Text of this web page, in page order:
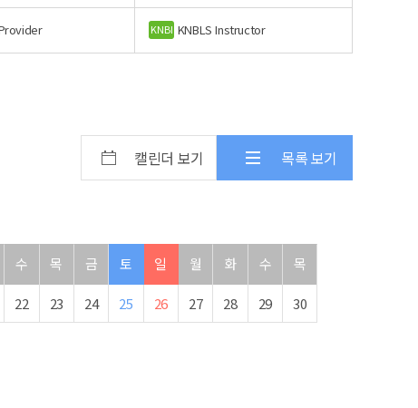
KNBI KNBLS Instructor
캘린더 보기 목록 보기
수 목 금 토 일 월 화 수 목
22 23 24 25 26 27 28 29 30